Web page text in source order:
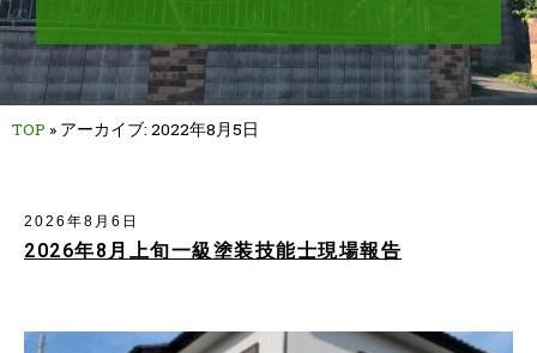
TOP » アーカイブ: 2022年8月5日
2026年8月上旬一級塗装技能士現場報告
2026年8月6日